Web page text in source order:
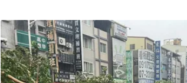
試辦結果，再擴增100處。（自由時報報導）